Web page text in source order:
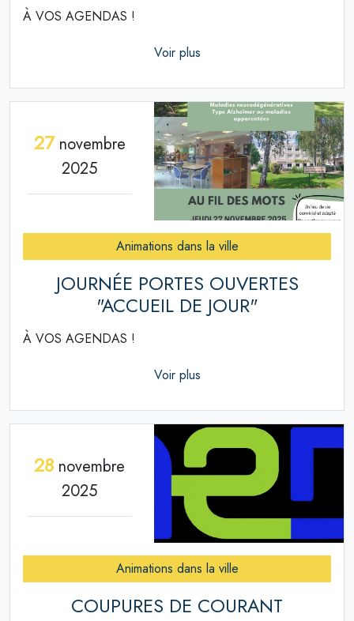
À VOS AGENDAS !
Voir plus
27novembre
2025
Animations dans la ville
JOURNÉE PORTES OUVERTES
"ACCUEIL DE JOUR"
À VOS AGENDAS !
Voir plus
28 novembre
2025
Animations dans la ville
COUPURES DE COURANT